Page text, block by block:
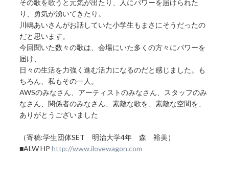
その歌を歌うと元気が出たり、人にパワーを届けられた
り、勇気が湧いてきたり。
川嶋あいさんがお話していた小学生もまさにそうだったの
だと思います。
今回聞いた数々の歌は、会場にいた多くの方々にパワーを
届け、
日々の生活を力強く進む活力になるのだと感じました。も
ちろん、私もその一人。
AWSのみなさん、アーティストのみなさん、スタッフのみ
なさん、関係者のみなさん、素敵な歌を、素敵な空間を、
ありがとうございました
（寄稿:学生団体SET 明治大学4年 森 裕美）
■ALW HPhttp://www.ilovewagon.com